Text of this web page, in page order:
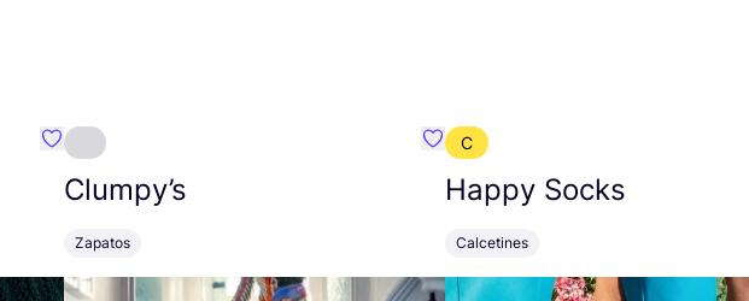
Favoritos {nombre}
Clumpy’s
Zapatos
Favoritos {nombre}
C
Happy Socks
Calcetines